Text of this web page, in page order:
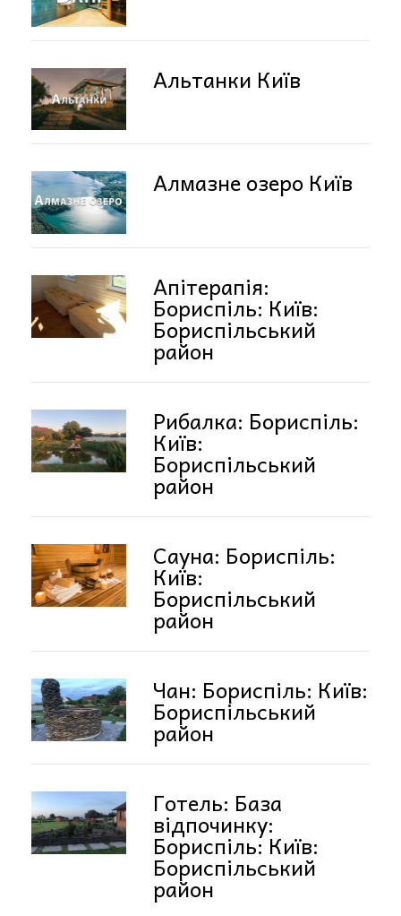
Альтанки Київ
Алмазне озеро Київ
Апітерапія:
Бориспіль: Київ:
Бориспільський
район
Рибалка: Бориспіль:
Київ:
Бориспільський
район
Сауна: Бориспіль:
Київ:
Бориспільський
район
Чан: Бориспіль: Київ:
Бориспільський
район
Готель: База
відпочинку:
Бориспіль: Київ:
Бориспільський
район